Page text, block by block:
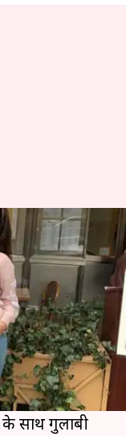
के लिए
अपने साथ ऐसी ही
इस मौसम का
के साथ गुलाबी